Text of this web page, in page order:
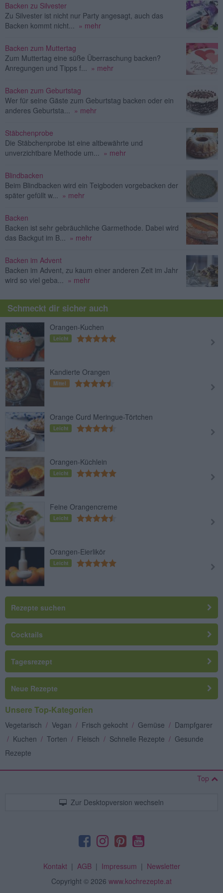
Backen zu Silvester
Zu Silvester ist nicht nur Party angesagt, auch das
Backen kommt nicht... » mehr
Backen zum Muttertag
Zum Muttertag eine süße Überraschung backen?
Anregungen und Tipps f... » mehr
Backen zum Geburtstag
Wer für seine Gäste zum Geburtstag backen oder ein
anderes Geburtsta... » mehr
Stäbchenprobe
Die Stäbchenprobe ist eine altbewährte und
unverzichtbare Methode um... » mehr
Blindbacken
Beim Blindbacken wird ein Teigboden vorgebacken der
später gefüllt w... » mehr
Backen
Backen ist sehr gebräuchliche Garmethode. Dabei wird
das Backgut im B... » mehr
Backen im Advent
Backen im Advent, zu kaum einer anderen Zeit im Jahr
wird so viel geba... » mehr
Schmeckt dir sicher auch
Orangen-Kuchen
Leicht
Kandierte Orangen
Mittel
Orange Curd Meringue-Törtchen
Leicht
Orangen-Küchlein
Leicht
Feine Orangencreme
Leicht
Orangen-Eierlikör
Leicht
Rezepte suchen
Cocktails
Tagesrezept
Neue Rezepte
Unsere Top-Kategorien
Vegetarisch / Vegan / Frisch gekocht / Gemüse / Dampfgarer
/ Kuchen / Torten / Fleisch / Schnelle Rezepte / Gesunde
Rezepte
Top
Zur Desktopversion wechseln
Kontakt| AGB| Impressum | Newsletter
Copyright © 2026 www.kochrezepte.at